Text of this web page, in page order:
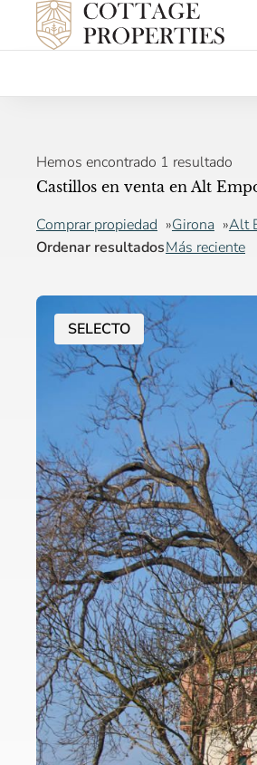
Hemos encontrado 1 resultado
Castillos en venta en Alt
Comprar propiedad Girona Alt
Ordenar resultadosMás reciente
SELECTO